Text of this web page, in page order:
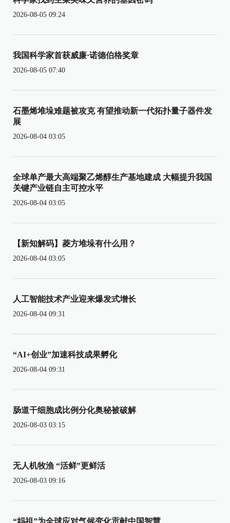
2026-08-05 09:24
我国科学家首获威廉·诺德伯格奖章
2026-08-05 07:40
石墨烯堆垛难题被攻克 有望推动新一代拓扑量子器件发
展
2026-08-04 03:05
全球单产最大高端聚乙烯醇生产基地建成 大幅提升我国
关键产业链自主可控水平
2026-08-04 03:05
【新知解码】菱方堆垛有什么用？
2026-08-04 03:05
人工智能技术产业迎来爆发式增长
2026-08-04 09:31
“AI+创业”加速科技成果孵化
2026-08-04 09:31
肠道干细胞成比例分化奥秘被破解
2026-08-03 03:15
无人机牧渔 “活鲜”更鲜活
2026-08-03 09:16
“妈祖”为全球应对气候变化贡献中国智慧